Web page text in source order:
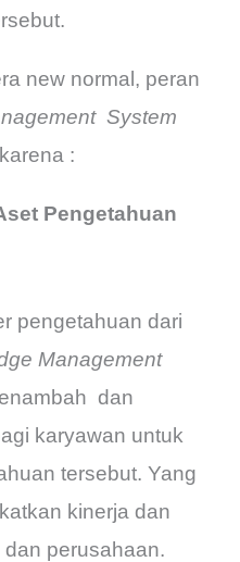
new normal, peran
System
:
Pengetahuan
pengetahuan dari
Management
dan
karyawan untuk
tersebut. Yang
kinerja dan
perusahaan.